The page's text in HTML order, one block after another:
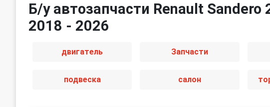
Б/у автозапчасти Renault Sandero
2018 - 2026
двигатель Запчасти
подвеска салон